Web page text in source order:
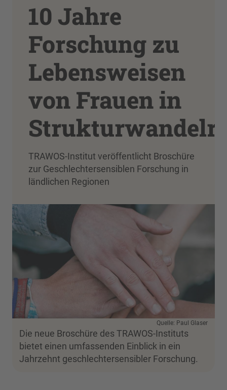
10 Jahre
Forschung zu
Lebensweisen
von Frauen in
TRAWOS-Institut veröffentlicht Broschüre
zur Geschlechtersensiblen Forschung in
ländlichen Regionen
Quelle: Paul Glaser
Die neue Broschüre des TRAWOS-Instituts
bietet einen umfassenden Einblick in ein
Jahrzehnt geschlechtersensibler Forschung.